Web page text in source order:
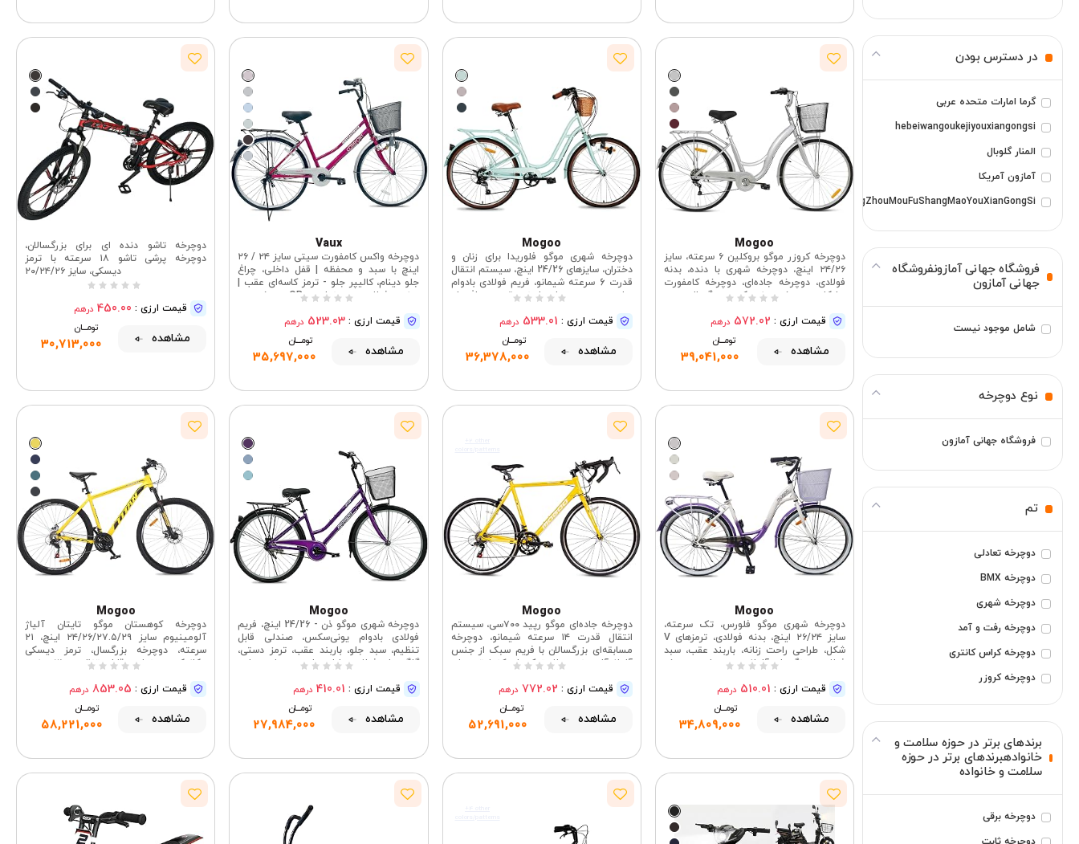
GuangZhouMouFuShangMaoYouXianGongSi
در دسترس بودن
گرما امارات متحده عربی
hebeiwangoukejiyouxiangongsi
المنار گلوبال
آمازون آمریکا
GuangZhouMouFuShangMaoYouXianGongSi
فروشگاه جهانی آمازونفروشگاه
جهانی آمازون
شامل موجود نیست
نوع دوچرخه
فروشگاه جهانی آمازون
تم
دوچرخه تعادلی
دوچرخه BMX
دوچرخه شهری
دوچرخه رفت و آمد
دوچرخه کراس کانتری
دوچرخه کروزر
دوچرخه سیکل کراس
دوچرخه ثابت
دوچرخه تاشو
برندهای برتر در حوزه سلامت و
خانوادهبرندهای برتر در حوزه
سلامت و خانواده
دوچرخه برقی
Mogoo
دوچرخه کروزر موگو بروکلین ۶ سرعته، سایز
۲۴/۲۶ اینچ، دوچرخه شهری با دنده، بدنه
فولادی، دوچرخه جاده‌ای، دوچرخه کامفورت
سایکل، دوچرخه یونیسکس بزرگسال، سبد
قیمت ارزی : 572.02 درهم
تومــــــان
39,041,000 مشاهده
Mogoo
دوچرخه شهری موگو فلوریدا برای زنان و
دختران، سایزهای 24/26 اینچ، سیستم انتقال
قدرت 6 سرعته شیمانو، فریم فولادی بادوام
با سبد حصیری جلو، باربند عقب و چراغ جلو
قیمت ارزی : 533.01 درهم
تومــــــان
36,378,000 مشاهده
Vaux
دوچرخه واکس کامفورت سیتی سایز ۲۴ / ۲۶
اینچ با سبد و محفظه | قفل داخلی، چراغ
جلو دینام، کالیپر جلو - ترمز کاسه‌ای عقب |
بدنه فولادی، صندلی QR مخصوص
قیمت ارزی : 523.03 درهم
تومــــــان
35,697,000 مشاهده
دوچرخه تاشو دنده ای برای بزرگسالان،
دوچرخه پرشی تاشو ۱۸ سرعته با ترمز
دیسکی، سایز ۲۰/۲۴/۲۶
قیمت ارزی : 450.00 درهم
تومــــــان
30,713,000 مشاهده
Mogoo
دوچرخه شهری موگو فلورس، تک سرعته،
سایز ۲۶/۲۴ اینچ، بدنه فولادی، ترمزهای V
شکل، طراحی راحت زنانه، باربند عقب، سبد
فولادی، رینگ‌های آلیاژی دو جداره، دوچرخه
قیمت ارزی : 510.01 درهم
تومــــــان
34,809,000 مشاهده
Mogoo
دوچرخه جاده‌ای موگو رپید ۷۰۰سی، سیستم
انتقال قدرت ۱۴ سرعته شیمانو، دوچرخه
مسابقه‌ای بزرگسالان با فریم سبک از جنس
آلیاژ آلومینیوم، لاستیک‌های کندا، ترمزهای
دوچرخه مخصوص آقایان و خانم‌ها
قیمت ارزی : 772.02 درهم
تومــــــان
52,691,000 مشاهده
Mogoo
دوچرخه شهری موگو ذن - 24/26 اینچ، فریم
فولادی بادوام یونی‌سکس، صندلی قابل
تنظیم، سبد جلو، باربند عقب، ترمز دستی،
گلگیرهای فولادی، طراحی اسپرت برای سواری
قیمت ارزی : 410.01 درهم
تومــــــان
27,984,000 مشاهده
Mogoo
دوچرخه کوهستان موگو تایتان آلیاژ
آلومینیوم سایز ۲۴/۲۶/۲۷.۵/۲۹ اینچ، ۲۱
سرعته، دوچرخه بزرگسال، ترمز دیسکی
مکانیکی، صندلی قابل تنظیم، ۲۱ دنده،
قیمت ارزی : 853.05 درهم
تومــــــان
58,221,000 مشاهده